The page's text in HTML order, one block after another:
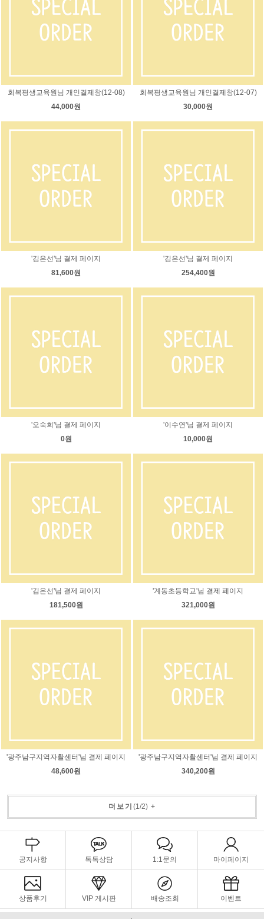
회복평생교육원님 개인결제창(12-08)
44,000원
회복평생교육원님 개인결제창(12-07)
30,000원
'김은선'님 결제 페이지
81,600원
'김은선'님 결제 페이지
254,400원
'오숙희'님 결제 페이지
0원
'이수연'님 결제 페이지
10,000원
'김은선'님 결제 페이지
181,500원
'계동초등학교'님 결제 페이지
321,000원
'광주남구지역자활센터'님 결제 페이지
48,600원
'광주남구지역자활센터'님 결제 페이지
340,200원
더보기 (1/2)+
공지사항 톡톡상담 1:1문의 마이페이지
상품후기 VIP 게시판 배송조회 이벤트